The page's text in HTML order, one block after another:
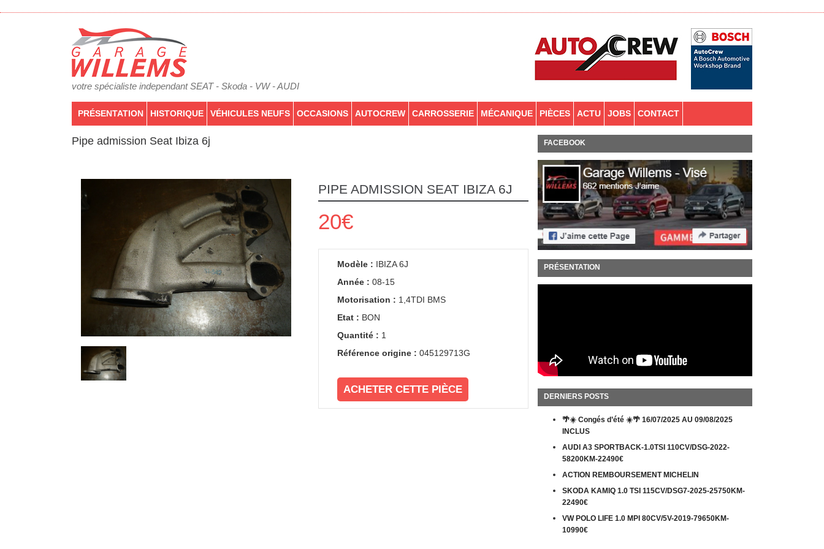
votre spécialiste independant SEAT - Skoda - VW - AUDI
PRÉSENTATION HISTORIQUE VÉHICULES NEUFS OCCASIONS AUTOCREW CARROSSERIE MÉCANIQUE PIÈCES ACTU JOBS CONTACT
Pipe admission Seat Ibiza 6j
PIPE ADMISSION SEAT IBIZA 6J
20€
Modèle : IBIZA 6J
Année : 08-15
Motorisation : 1,4TDI BMS
Etat : BON
Quantité : 1
Référence origine : 045129713G
ACHETER CETTE PIÈCE
FACEBOOK
PRÉSENTATION
DERNIERS POSTS
🌴☀️ Congés d’été ☀️🌴 16/07/2025 AU 09/08/2025
INCLUS
AUDI A3 SPORTBACK-1.0TSI 110CV/DSG-2022-
58200KM-22490€
ACTION REMBOURSEMENT MICHELIN
SKODA KAMIQ 1.0 TSI 115CV/DSG7-2025-25750KM-
22490€
VW POLO LIFE 1.0 MPI 80CV/5V-2019-79650KM-
10990€